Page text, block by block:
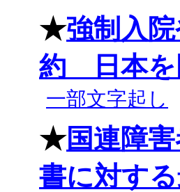
★強制入
約 日本を
一部文字起し
★国連障
書に対す